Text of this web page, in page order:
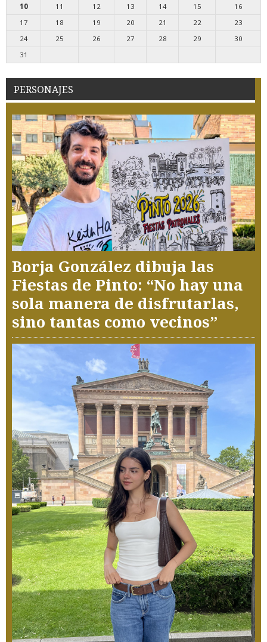
10
11 12 13 14 15
16
17
18 19 20 21 22
23
24
25 26 27 28 29
30
31
PERSONAJES
Borja González dibuja las
Fiestas de Pinto: “No hay una
sola manera de disfrutarlas,
sino tantas como vecinos”